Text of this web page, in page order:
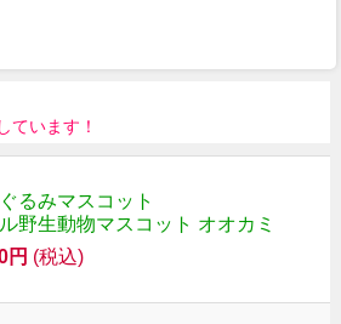
ています！
るみマスコット
野生動物マスコット オオカミ
円 (税込)